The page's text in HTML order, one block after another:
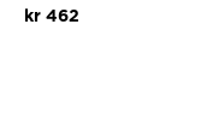
kr462